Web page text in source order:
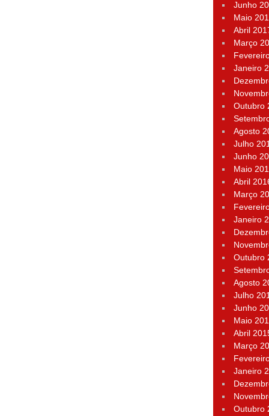
Junho
Maio
Abril
Março
Janeiro
Outubro
Agosto
Julho
Junho
Maio
Abril
Março
Janeiro
Outubro
Agosto
Julho
Junho
Maio
Abril
Março
Janeiro
Outubro